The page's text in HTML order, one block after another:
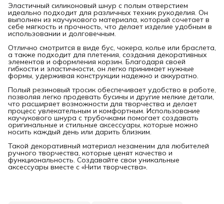
Эластичный силиконовый шнур с полым отверстием
идеально подходит для различных техник рукоделия. Он
выполнен из каучукового материала, который сочетает в
себе мягкость и прочность, что делает изделие удобным в
использовании и долговечным.
Отлично смотрится в виде бус, чокера, колье или браслета,
а также подходит для плетения, создания декоративных
элементов и оформления корзин. Благодаря своей
гибкости и эластичности, он легко принимает нужные
формы, удерживая конструкции надежно и аккуратно.
Полый резиновый тросик обеспечивает удобство в работе,
позволяя легко продевать бусины и другие мелкие детали,
что расширяет возможности для творчества и делает
процесс увлекательным и комфортным. Использование
каучукового шнура с трубочками помогает создавать
оригинальные и стильные аксессуары, которые можно
носить каждый день или дарить близким.
Такой декоративный материал незаменим для любителей
ручного творчества, которые ценят качество и
функциональность. Создавайте свои уникальные
аксессуары вместе с «Нити творчества».